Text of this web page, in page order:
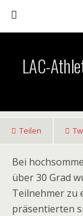
LAC-
Teilen
Bei
über 30 Grad
Teilnehmer zu
präsentierten